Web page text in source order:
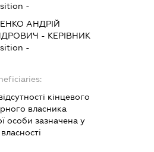
-
АНДРІЙ
- КЕРІВНИК
-
кінцевого
власника
особи зазначена у